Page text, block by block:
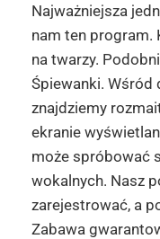
Najważniejsza
nam ten program.
na twarzy.
Śpiewanki. Wśród
znajdziemy
ekranie
może spróbować
wokalnych. Nasz
zarejestrować, a
Zabawa